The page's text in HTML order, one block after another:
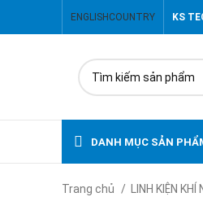
ENGLISH COUNTRY KS
DANH MỤC SẢN
Trang chủ LINH KIỆN KHÍ